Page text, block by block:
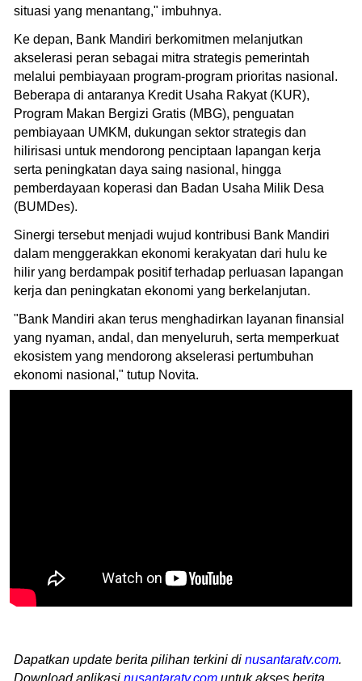
situasi yang menantang," imbuhnya.
Ke depan, Bank Mandiri berkomitmen melanjutkan
akselerasi peran sebagai mitra strategis pemerintah
melalui pembiayaan program-program prioritas nasional.
Beberapa di antaranya Kredit Usaha Rakyat (KUR),
Program Makan Bergizi Gratis (MBG), penguatan
pembiayaan UMKM, dukungan sektor strategis dan
hilirisasi untuk mendorong penciptaan lapangan kerja
serta peningkatan daya saing nasional, hingga
pemberdayaan koperasi dan Badan Usaha Milik Desa
(BUMDes).
Sinergi tersebut menjadi wujud kontribusi Bank Mandiri
dalam menggerakkan ekonomi kerakyatan dari hulu ke
hilir yang berdampak positif terhadap perluasan lapangan
kerja dan peningkatan ekonomi yang berkelanjutan.
"Bank Mandiri akan terus menghadirkan layanan finansial
yang nyaman, andal, dan menyeluruh, serta memperkuat
ekosistem yang mendorong akselerasi pertumbuhan
ekonomi nasional," tutup Novita.
Dapatkan update berita pilihan terkini di nusantaratv.com.
Download aplikasi nusantaratv.com untuk akses berita